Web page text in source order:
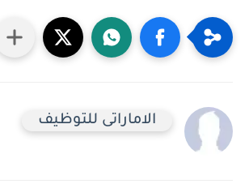
الاماراتى للتوظيف